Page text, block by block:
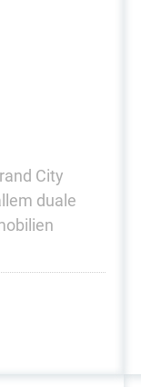
City
duale